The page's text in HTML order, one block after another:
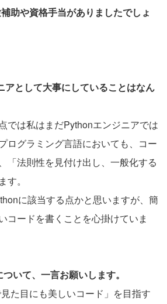
助や資格手当がありましたでしょ
として大事にしていることはなん
では私はまだPythonエンジニアでは
ログラミング言語においても、コー
「法則性を見付け出し、一般化する
。
に該当する点かと思いますが、簡
コードを書くことを心掛けていま
いて、一言お願いします。
た目にも美しいコード」を目指す